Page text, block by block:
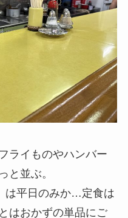
ライものやハンバー
と並ぶ。
は平日のみか…定食は
はおかずの単品にご